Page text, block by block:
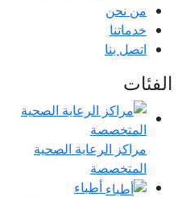
من نحن
خدماتنا
اتصل بنا
الفئات
مراكز الرعاية الصحية
المتخصصة
أطباء